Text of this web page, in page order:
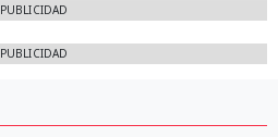
PUBLICIDAD
PUBLICIDAD